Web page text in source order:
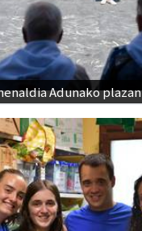
Adunako plazan